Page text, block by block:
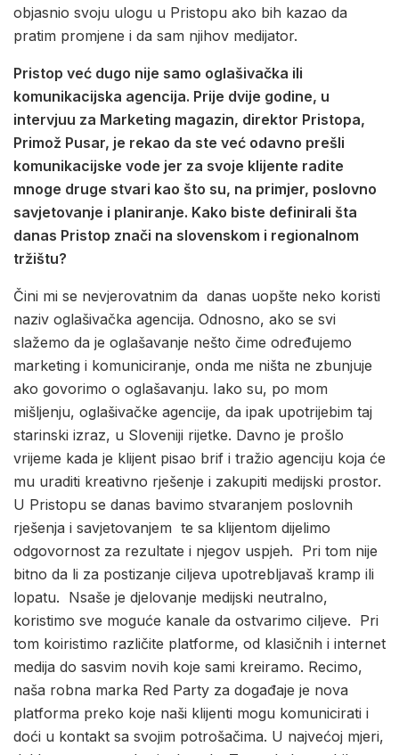
objasnio svoju ulogu u Pristopu ako bih kazao da
pratim promjene i da sam njihov medijator.
Pristop već dugo nije samo oglašivačka ili
komunikacijska agencija. Prije dvije godine, u
intervjuu za Marketing magazin, direktor Pristopa,
Primož Pusar, je rekao da ste već odavno prešli
komunikacijske vode jer za svoje klijente radite
mnoge druge stvari kao što su, na primjer, poslovno
savjetovanje i planiranje. Kako biste definirali šta
danas Pristop znači na slovenskom i regionalnom
tržištu?
Čini mi se nevjerovatnim da danas uopšte neko koristi
naziv oglašivačka agencija. Odnosno, ako se svi
slažemo da je oglašavanje nešto čime određujemo
marketing i komuniciranje, onda me ništa ne zbunjuje
ako govorimo o oglašavanju. Iako su, po mom
mišljenju, oglašivačke agencije, da ipak upotrijebim taj
starinski izraz, u Sloveniji rijetke. Davno je prošlo
vrijeme kada je klijent pisao brif i tražio agenciju koja će
mu uraditi kreativno rješenje i zakupiti medijski prostor.
U Pristopu se danas bavimo stvaranjem poslovnih
rješenja i savjetovanjem te sa klijentom dijelimo
odgovornost za rezultate i njegov uspjeh. Pri tom nije
bitno da li za postizanje ciljeva upotrebljavaš kramp ili
lopatu. Nsaše je djelovanje medijski neutralno,
koristimo sve moguće kanale da ostvarimo ciljeve. Pri
tom koiristimo različite platforme, od klasičnih i internet
medija do sasvim novih koje sami kreiramo. Recimo,
naša robna marka Red Party za događaje je nova
platforma preko koje naši klijenti mogu komunicirati i
doći u kontakt sa svojim potrošačima. U najvećoj mjeri,